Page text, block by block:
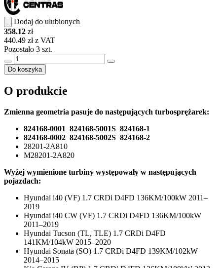
Dodaj do ulubionych
358.12 zł
440.49 zł z VAT
Pozostało 3 szt.
Do koszyka
O produkcie
Zmienna geometria pasuje do następujących turbosprężarek:
824168-0001 824168-5001S 824168-1
824168-0002 824168-5002S 824168-2
28201-2A810
M28201-2A820
Wyżej wymienione turbiny występowały w następujących
pojazdach:
Hyundai i40 (VF) 1.7 CRDi D4FD 136KM/100kW 2011–
2019
Hyundai i40 CW (VF) 1.7 CRDi D4FD 136KM/100kW
2011–2019
Hyundai Tucson (TL, TLE) 1.7 CRDi D4FD
141KM/104kW 2015–2020
Hyundai Sonata (SO) 1.7 CRDi D4FD 139KM/102kW
2014–2015